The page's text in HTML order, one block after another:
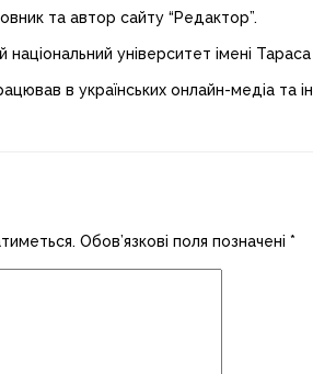
та автор сайту “Редактор”.
національний університет імені
в українських онлайн-медіа та
Обов’язкові поля позначені *